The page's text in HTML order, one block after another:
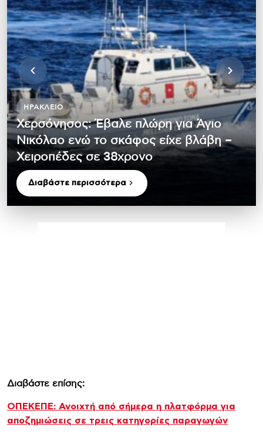
ΗΡΆΚΛΕΙΟ
Χερσόνησος: Έβαλε πλώρη για Άγιο
Νικόλαο ενώ το σκάφος είχε βλάβη –
Χειροπέδες σε 38χρονο
Διαβάστε περισσότερα
Διαβάστε επίσης:
ΟΠΕΚΕΠΕ: Ανοιχτή από σήμερα η πλατφόρμα για
αποζημιώσεις σε τρεις κατηγορίες παραγωγών